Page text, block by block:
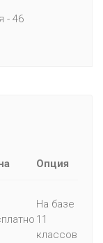
- 46
Опция
На базе
11
классов